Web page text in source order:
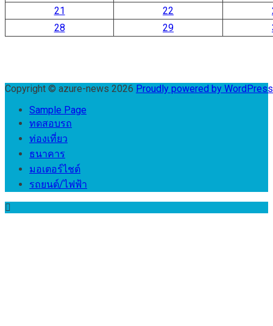
21
22
28
29
Copyright © azure-news 2026 Proudly powered by
Sample Page
ทดสอบรถ
ท่องเที่ยว
ธนาคาร
มอเตอร์ไชต์
รถยนต์/ไฟฟ้า